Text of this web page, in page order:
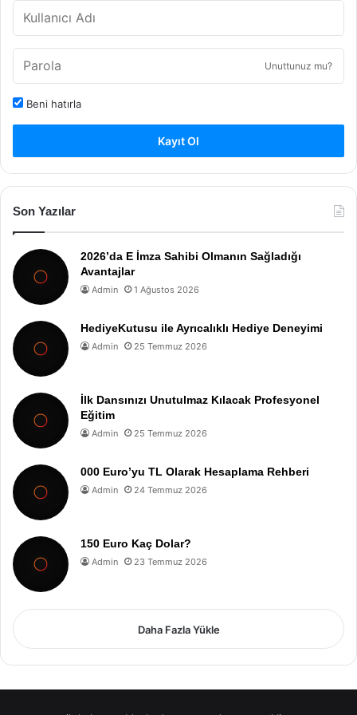
Unuttunuz mu?
Beni hatırla
Kayıt Ol
Son Yazılar
2026’da E İmza Sahibi Olmanın Sağladığı
Avantajlar
Admin 1 Ağustos 2026
HediyeKutusu ile Ayrıcalıklı Hediye Deneyimi
Admin 25 Temmuz 2026
İlk Dansınızı Unutulmaz Kılacak Profesyonel
Eğitim
Admin 25 Temmuz 2026
000 Euro’yu TL Olarak Hesaplama Rehberi
Admin 24 Temmuz 2026
150 Euro Kaç Dolar?
Admin 23 Temmuz 2026
Daha Fazla Yükle